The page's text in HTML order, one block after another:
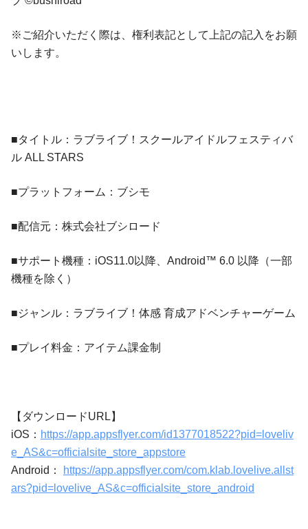
※ご紹介いただく際は、権利表記として上記の記入をお願
いします。
■タイトル：ラブライブ！スクールアイドルフェスティバ
ル ALL STARS
■プラットフォーム：ブシモ
■配信元：株式会社ブシロード
■サポート機種：iOS11.0以降、Android™️ 6.0 以降（一部
機種を除く）
■ジャンル：ラブライブ！体感 育成アドベンチャーゲーム
■プレイ料金：アイテム課金制
【ダウンロードURL】
iOS： https://app.appsflyer.com/id1377018522?pid=loveliv
e_AS&c=officialsite_store_appstore
Android：
https://app.appsflyer.com/com.klab.lovelive.allst
ars?pid=lovelive_AS&c=officialsite_store_android